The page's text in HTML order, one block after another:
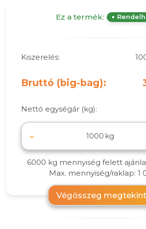
Ez a termék:
Kiszerelés:
Bruttó (big-bag):
Nettó egységár (kg):
- kg
6000 kg mennyiség felett
Max. mennyiség/raklap: 1
Végösszeg